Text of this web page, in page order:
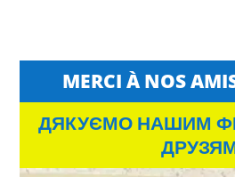
MERCI À NOS
ДЯКУЄМО НАШИМ